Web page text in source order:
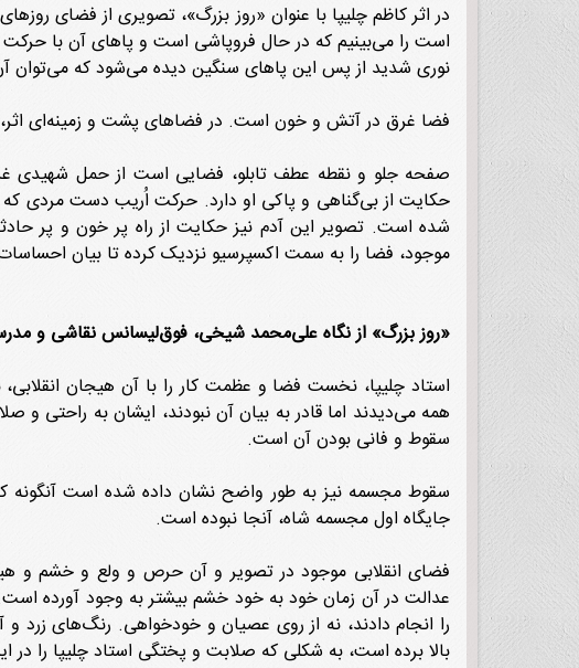
در اثر کاظم چلیپا با عنوان «روز بزرگ»، تصویری از فضای
است را می‌بینیم که در حال فروپاشی است و پاهای آن با
نوری شدید از پس این پاهای سنگین دیده می‌شود که می‌توان‌
فضا غرق در آتش و خون است. در فضاهای پشت و زمینه‌ای اثر،
صفحه جلو و نقطه عطف تابلو، فضایی است از حمل شهیدی
حکایت از بی‌گناهی و پاکی او دارد. حرکت اُریب دست مردی
شده است. تصویر این آدم نیز حکایت از راه پر خون و پر
موجود، فضا را به سمت اکسپرسیو نزدیک کرده تا بیان
«روز بزرگ» از نگاه علی‌محمد شیخی، فوق‌لیسانس نقاشی و
استاد چلیپا، نخست فضا و عظمت کار را با آن هیجان
همه می‌دیدند اما قادر به بیان آن نبودند، ایشان به راحتی
سقوط و فانی بودن آن است.
سقوط مجسمه نیز به طور واضح نشان داده شده است آنگونه
جایگاه اول مجسمه شاه، آنجا نبوده است.
فضای انقلابی موجود در تصویر و آن حرص و ولع و خشم
عدالت در آن زمان خود به خود خشم بیشتر به وجود آورده
را انجام دادند، نه از روی عصیان و خودخواهی. رنگ‌های زرد
بالا برده است، به شکلی که صلابت و پختگی استاد چلیپا را